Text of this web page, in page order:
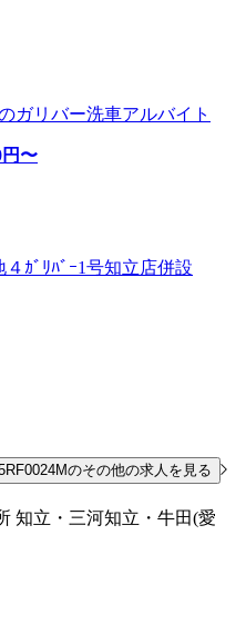
ガリバー洗車アルバイト
円〜
ｶﾞﾘﾊﾞｰ1号知立店併設
のその他の求人を見る
知立・三河知立・牛田(愛